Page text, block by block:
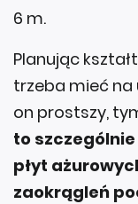
6 m.
Planując
trzeba mieć na
on prostszy,
to
płyt
zaokrągleń